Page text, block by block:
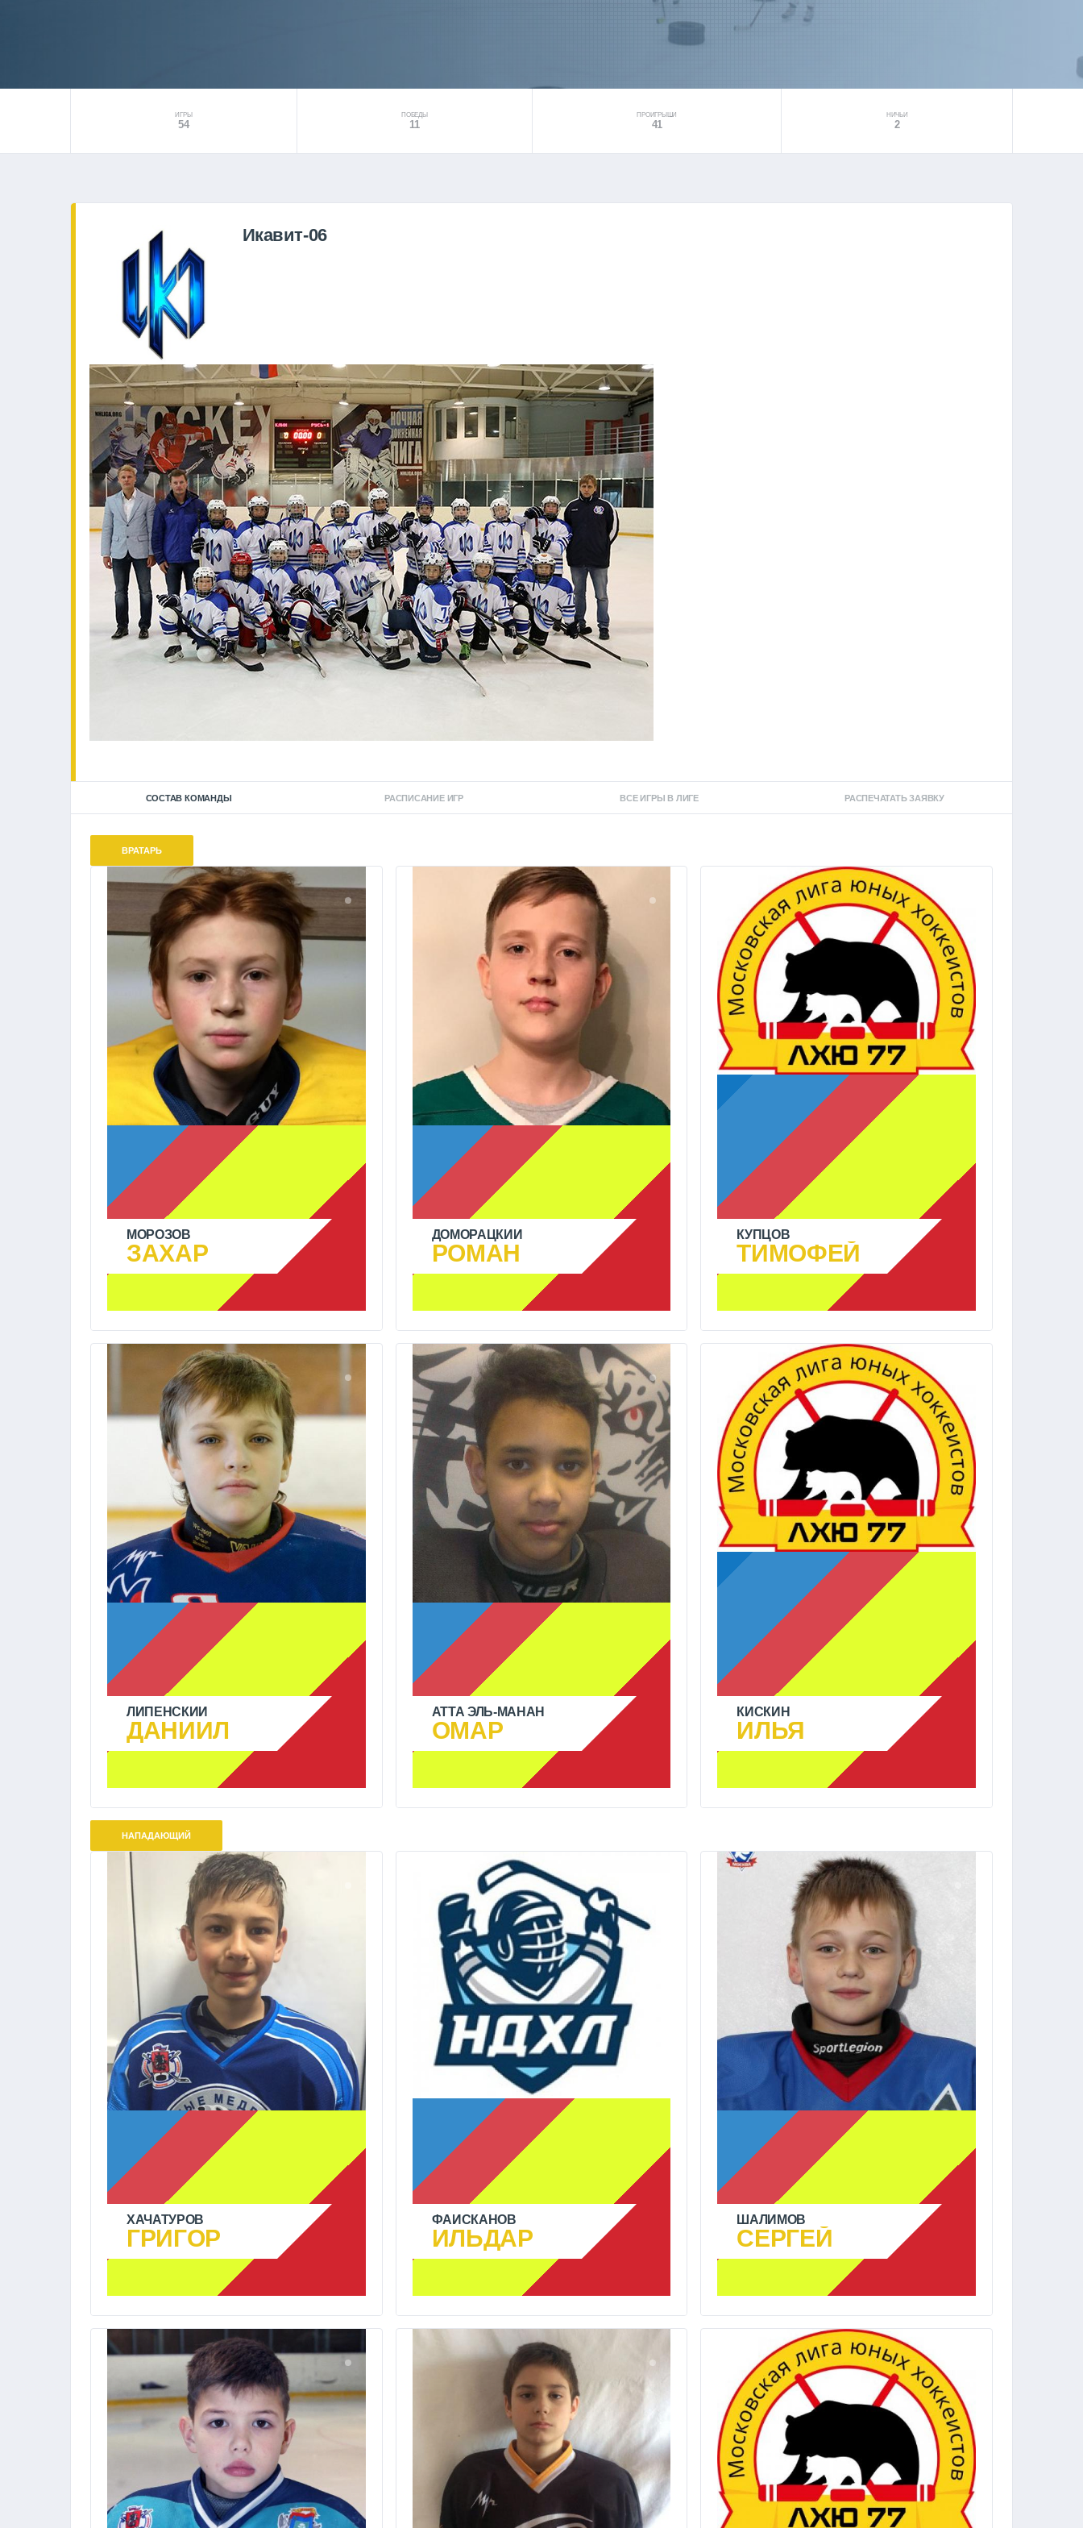
ИГРЫ
54
ПОБЕДЫ
11
ПРОИГРЫШИ
41
НИЧЬИ
2
Икавит-06
СОСТАВ КОМАНДЫ РАСПИСАНИЕ ИГР ВСЕ ИГРЫ В ЛИГЕ РАСПЕЧАТАТЬ ЗАЯВКУ
ВРАТАРЬ
МОРОЗОВ
ЗАХАР
ДОМОРАЦКИЙ
РОМАН
КУПЦОВ
ТИМОФЕЙ
ЛИПЕНСКИЙ
ДАНИИЛ
АТТА ЭЛЬ-МАНАН
ОМАР
КИСКИН
ИЛЬЯ
НАПАДАЮЩИЙ
ХАЧАТУРОВ
ГРИГОР
ФАЙСКАНОВ
ИЛЬДАР
ШАЛИМОВ
СЕРГЕЙ